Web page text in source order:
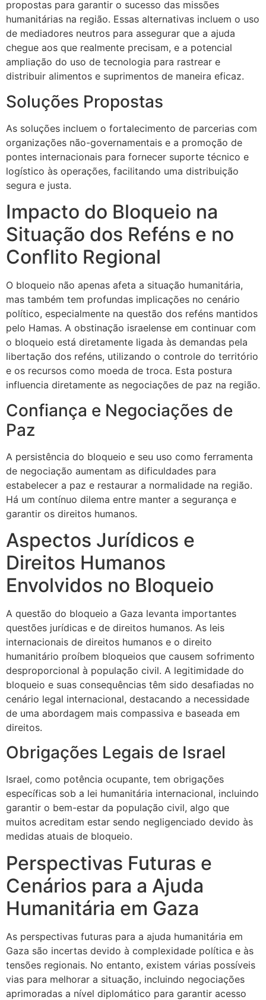
propostas para garantir o sucesso das missões
humanitárias na região. Essas alternativas incluem o uso
de mediadores neutros para assegurar que a ajuda
chegue aos que realmente precisam, e a potencial
ampliação do uso de tecnologia para rastrear e
distribuir alimentos e suprimentos de maneira eficaz.
Soluções Propostas
As soluções incluem o fortalecimento de parcerias com
organizações não-governamentais e a promoção de
pontes internacionais para fornecer suporte técnico e
logístico às operações, facilitando uma distribuição
segura e justa.
Impacto do Bloqueio na
Situação dos Reféns e no
Conflito Regional
O bloqueio não apenas afeta a situação humanitária,
mas também tem profundas implicações no cenário
político, especialmente na questão dos reféns mantidos
pelo Hamas. A obstinação israelense em continuar com
o bloqueio está diretamente ligada às demandas pela
libertação dos reféns, utilizando o controle do território
e os recursos como moeda de troca. Esta postura
influencia diretamente as negociações de paz na região.
Confiança e Negociações de
Paz
A persistência do bloqueio e seu uso como ferramenta
de negociação aumentam as dificuldades para
estabelecer a paz e restaurar a normalidade na região.
Há um contínuo dilema entre manter a segurança e
garantir os direitos humanos.
Aspectos Jurídicos e
Direitos Humanos
Envolvidos no Bloqueio
A questão do bloqueio a Gaza levanta importantes
questões jurídicas e de direitos humanos. As leis
internacionais de direitos humanos e o direito
humanitário proíbem bloqueios que causem sofrimento
desproporcional à população civil. A legitimidade do
bloqueio e suas consequências têm sido desafiadas no
cenário legal internacional, destacando a necessidade
de uma abordagem mais compassiva e baseada em
direitos.
Obrigações Legais de Israel
Israel, como potência ocupante, tem obrigações
específicas sob a lei humanitária internacional, incluindo
garantir o bem-estar da população civil, algo que
muitos acreditam estar sendo negligenciado devido às
medidas atuais de bloqueio.
Perspectivas Futuras e
Cenários para a Ajuda
Humanitária em Gaza
As perspectivas futuras para a ajuda humanitária em
Gaza são incertas devido à complexidade política e às
tensões regionais. No entanto, existem várias possíveis
vias para melhorar a situação, incluindo negociações
aprimoradas a nível diplomático para garantir acesso